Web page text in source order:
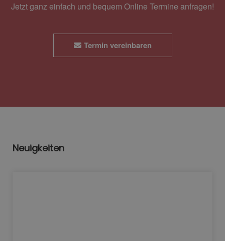
Jetzt ganz einfach und bequem Online Termine anfragen!
Termin vereinbaren
Neuigkeiten